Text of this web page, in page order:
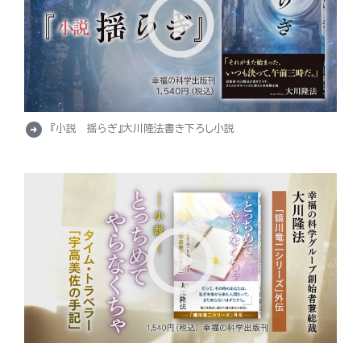
arrow_circle_right 『小説 揺らぎ』大川隆法書き下ろし小説